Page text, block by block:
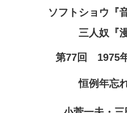
ソフトショウ『
三人奴『
第77回 1975
恒例年忘